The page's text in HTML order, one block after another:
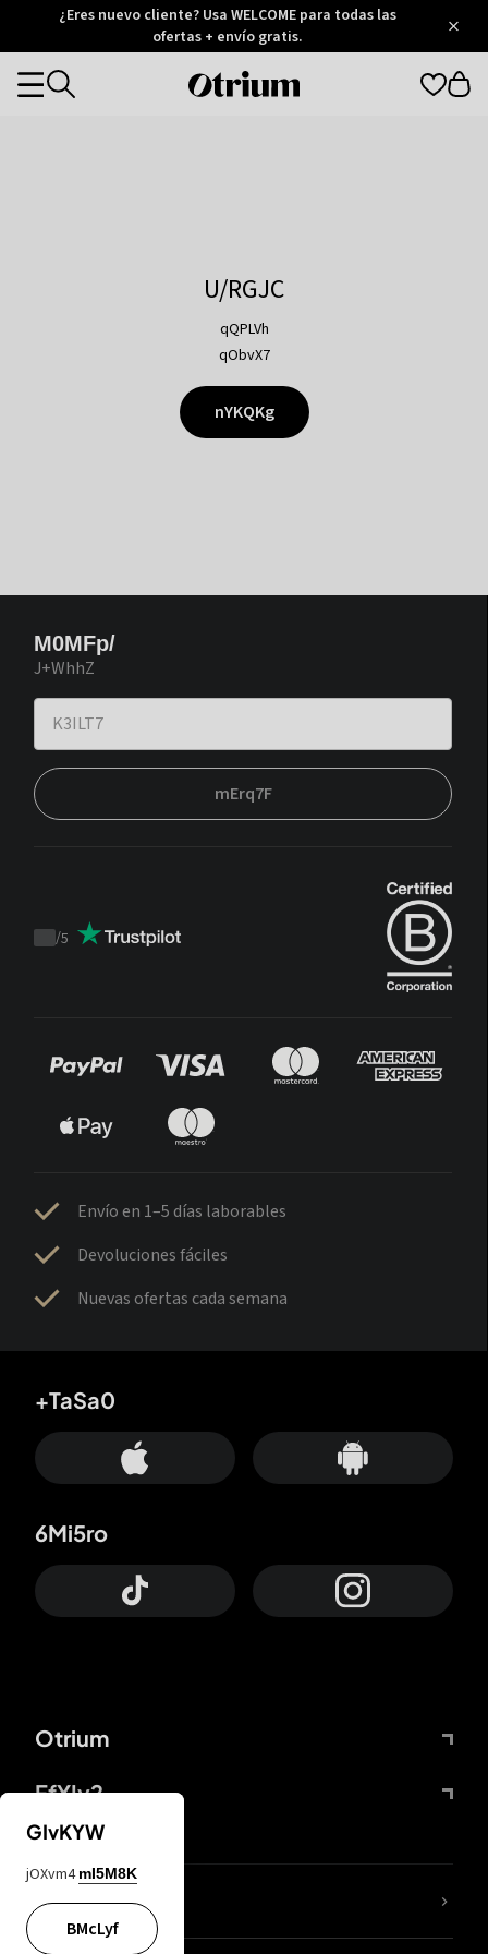
Otrium
Trustpilot
¿Eres nuevo cliente? Usa WELCOME para todas las
ofertas + envío gratis.
Otrium
Categories
U/RGJC
qQPLVh
qObvX7
nYKQKg
M0MFp/
J+WhhZ
mErq7F
Trustpilot
/5
Envío en 1–5 días laborables
Devoluciones fáciles
Nuevas ofertas cada semana
Otrium
FfYIy2
+TaSa0
6Mi5ro
65A04M
GIvKYW
jOXvm4 mI5M8K
BMcLyf